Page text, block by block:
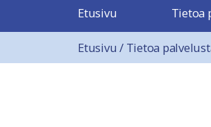
Etusivu Tietoa
Etusivu / Tietoa